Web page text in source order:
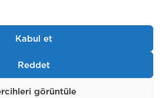
Kabul et
Reddet
görüntüle